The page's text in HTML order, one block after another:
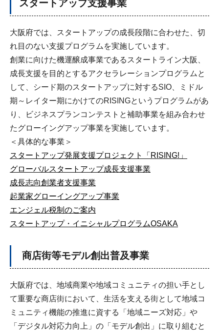
スタートアップ支援事業
大阪府では、スタートアップの成長段階に合わせた、切
れ目のない支援プログラムを実施しています。
創業に向けた機運醸成事業であるスタートライン大阪、
成長支援を目的とするアクセラレーションプログラムと
して、シード期のスタートアップに対するSIO、ミドル
期～レイター期にかけてのRISINGというプログラムがあ
り、ビジネスプランコンテストと補助事業を組み合わせ
たグローイングアップ事業を実施しています。
＜具体的な事業＞
スタートアップ発展支援プロジェクト「RISING!」
グローバルスタートアップ成長支援事業
成長志向創業者支援事業
起業家グローイングアップ事業
エンジェル税制のご案内
スタートアップ・イニシャルプログラムOSAKA
商店街等モデル創出普及事業
大阪府では、地域商業や地域コミュニティの担い手とし
て重要な商店街において、生活を支える街として地域コ
ミュニティ機能の推進に資する「地域ニーズ対応」や
「デジタル対応力向上」の「モデル創出」に取り組むと